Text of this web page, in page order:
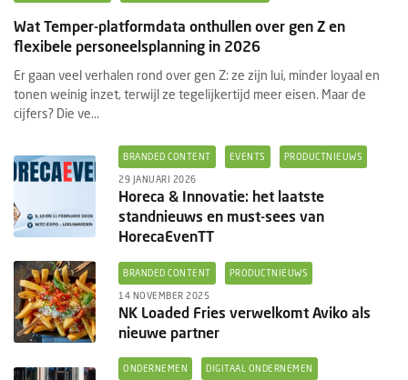
Wat Temper-platformdata onthullen over gen Z en
flexibele personeelsplanning in 2026
Er gaan veel verhalen rond over gen Z: ze zijn lui, minder loyaal en
tonen weinig inzet, terwijl ze tegelijkertijd meer eisen. Maar de
cijfers? Die ve...
BRANDED CONTENT EVENTS PRODUCTNIEUWS
29 JANUARI 2026
Horeca & Innovatie: het laatste
standnieuws en must-sees van
HorecaEvenTT
BRANDED CONTENT PRODUCTNIEUWS
14 NOVEMBER 2025
NK Loaded Fries verwelkomt Aviko als
nieuwe partner
ONDERNEMEN DIGITAAL ONDERNEMEN